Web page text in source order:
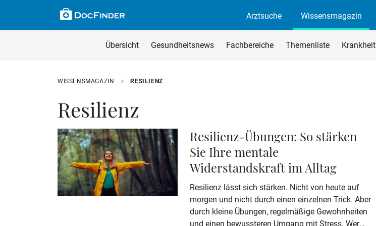
Arztsuche
Wissensmagazin
Übersicht Gesundheitsnews Fachbereiche Themenliste Krankheit
Suche im Wissensmagazin
Wissensmagazin durchsuchen
WISSENSMAGAZIN RESILIENZ
Resilienz
Resilienz-Übungen: So stärken
Sie Ihre mentale
Widerstandskraft im Alltag
Resilienz lässt sich stärken. Nicht von heute auf
morgen und nicht durch einen einzelnen Trick. Aber
durch kleine Übungen, regelmäßige Gewohnheiten
und einen bewussteren Umgang mit Stress. Wer